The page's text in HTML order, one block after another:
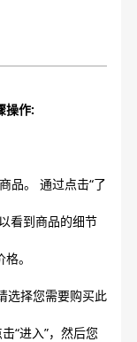
操作:
品。 通过点击“了
看到商品的细节
。
选择您需要购买此
“进入”，然后您